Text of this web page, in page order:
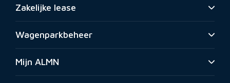
Zakelijke lease
Wagenparkbeheer
Mijn ALMN